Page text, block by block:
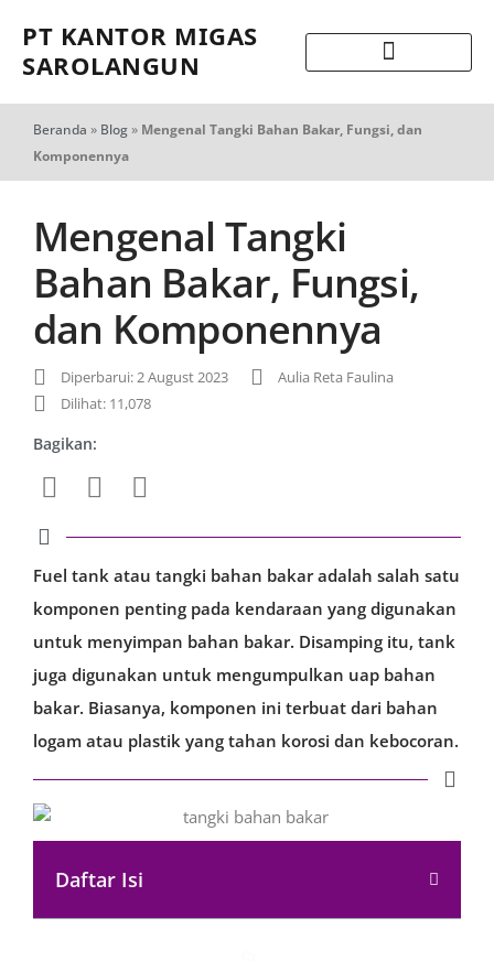
PT KANTOR MIGAS
SAROLANGUN
Beranda » Blog» Mengenal Tangki Bahan Bakar, Fungsi, dan
Komponennya
Mengenal Tangki
Bahan Bakar, Fungsi,
dan Komponennya
Diperbarui: 2 August 2023
Aulia Reta Faulina
Dilihat: 11,078
Bagikan:
Fuel tank atau tangki bahan bakar adalah salah satu
komponen penting pada kendaraan yang digunakan
untuk menyimpan bahan bakar. Disamping itu, tank
juga digunakan untuk mengumpulkan uap bahan
bakar. Biasanya, komponen ini terbuat dari bahan
logam atau plastik yang tahan korosi dan kebocoran.
Daftar Isi